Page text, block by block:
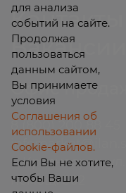
Контакты
Вакансии
Офис
г. Красноярск,
помещ. 302
для анализа
событий на сайте.
Продолжая
пользоваться
данным сайтом,
Вы принимаете
условия
Соглашения об
использовании
Cookie-файлов.
Если Вы не хотите,
чтобы Ваши